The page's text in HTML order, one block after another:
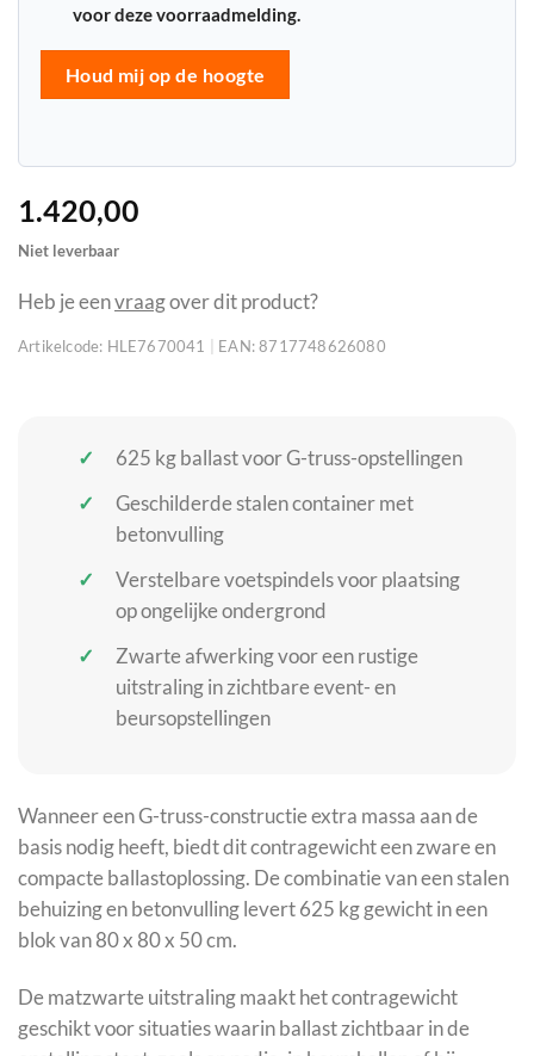
voor deze voorraadmelding.
Houd mij op de hoogte
1.420,00
Niet leverbaar
Heb je eenvraagover dit product?
Artikelcode: HLE7670041 EAN: 8717748626080
625 kg ballast voor G-truss-opstellingen
Geschilderde stalen container met
betonvulling
Verstelbare voetspindels voor plaatsing
op ongelijke ondergrond
Zwarte afwerking voor een rustige
uitstraling in zichtbare event- en
beursopstellingen
Wanneer een G-truss-constructie extra massa aan de
basis nodig heeft, biedt dit contragewicht een zware en
compacte ballastoplossing. De combinatie van een stalen
behuizing en betonvulling levert 625 kg gewicht in een
blok van 80 x 80 x 50 cm.
De matzwarte uitstraling maakt het contragewicht
geschikt voor situaties waarin ballast zichtbaar in de